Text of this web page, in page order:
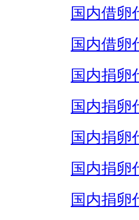
国内借卵
国内借卵
国内捐卵
国内捐卵
国内捐卵
国内捐卵
国内捐卵